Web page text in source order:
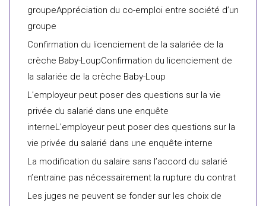
groupeAppréciation du co-emploi entre société d’un
groupe
Confirmation du licenciement de la salariée de la
crèche Baby-LoupConfirmation du licenciement de
la salariée de la crèche Baby-Loup
L’employeur peut poser des questions sur la vie
privée du salarié dans une enquête
interneL’employeur peut poser des questions sur la
vie privée du salarié dans une enquête interne
La modification du salaire sans l’accord du salarié
n’entraine pas nécessairement la rupture du contrat
Les juges ne peuvent se fonder sur les choix de